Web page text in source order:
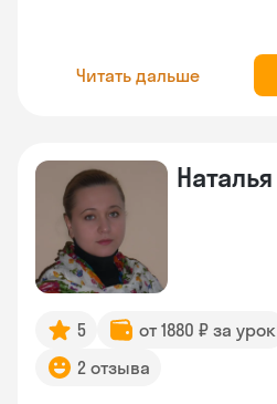
Читать дальше
Наталья
5 от 1880 ₽ за урок
2 отзыва